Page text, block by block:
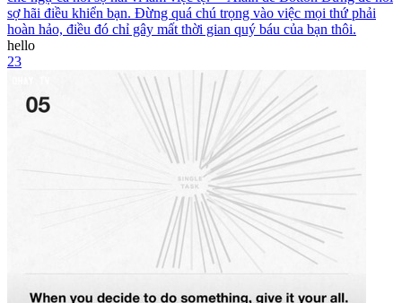
sợ hãi điều khiển bạn. Đừng quá chú trọng vào việc mọi thứ phải
hoàn hảo, điều đó chỉ gây mất thời gian quý báu của bạn thôi.
hello
23